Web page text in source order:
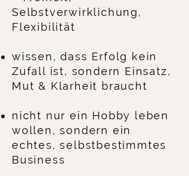
Selbstverwirklichung,
Flexibilität
wissen, dass Erfolg kein
Zufall ist, sondern Einsatz,
Mut & Klarheit braucht
nicht nur ein Hobby leben
wollen, sondern ein
echtes, selbstbestimmtes
Business